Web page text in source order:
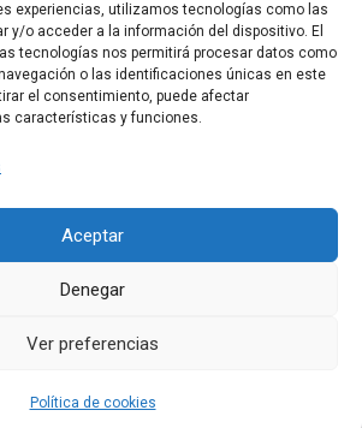
experiencias, utilizamos tecnologías como las
y/o acceder a la información del dispositivo. El
tecnologías nos permitirá procesar datos como
o las identificaciones únicas en este
el consentimiento, puede afectar
características y funciones.
Aceptar
Denegar
Ver preferencias
Política de cookies
Legal
de cookies (UE)
de Privacidad